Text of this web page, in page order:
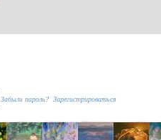
Забыли пароль? Зарегистрироваться